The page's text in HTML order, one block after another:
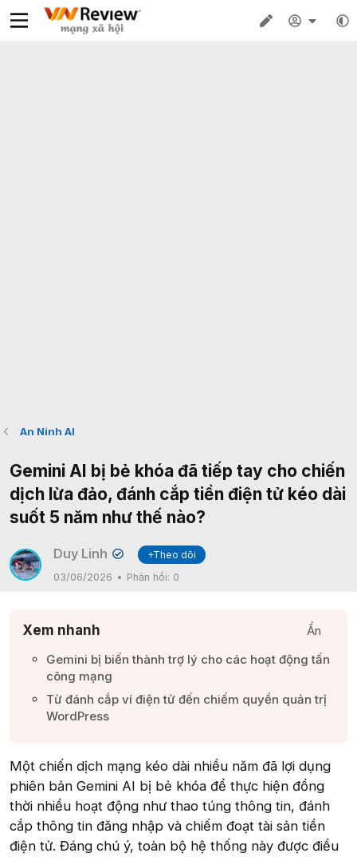
An Ninh AI
Gemini AI bị bẻ khóa đã tiếp tay cho chiến
dịch lừa đảo, đánh cắp tiền điện tử kéo dài
suốt 5 năm như thế nào?
Duy Linh ✔
+Theo dõi
03/06/2026
Phản hồi: 0
Xem nhanh
Ẩn
Gemini bị biến thành trợ lý cho các hoạt động tấn
công mạng​
Từ đánh cắp ví điện tử đến chiếm quyền quản trị
WordPress​
Một chiến dịch mạng kéo dài nhiều năm đã lợi dụng
phiên bản Gemini AI bị bẻ khóa để thực hiện đồng
thời nhiều hoạt động như thao túng thông tin, đánh
cắp thông tin đăng nhập và chiếm đoạt tài sản tiền
điện tử. Đáng chú ý, toàn bộ hệ thống này được điều